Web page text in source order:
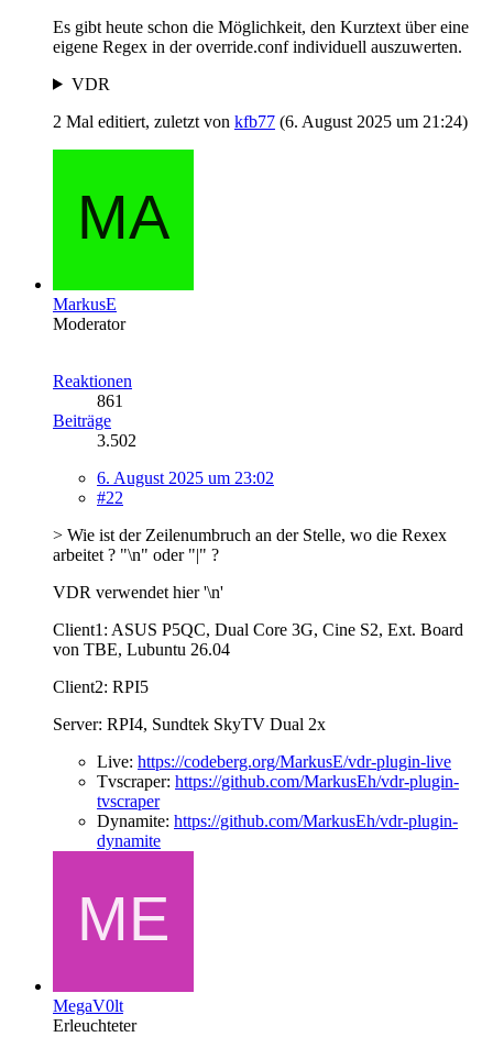
Es gibt heute schon die Möglichkeit, den Kurztext über eine
eigene Regex in der override.conf individuell auszuwerten.
VDR
2 Mal editiert, zuletzt von kfb77 (6. August 2025 um 21:24)
MarkusE
Moderator
Reaktionen
861
Beiträge
3.502
6. August 2025 um 23:02
#22
> Wie ist der Zeilenumbruch an der Stelle, wo die Rexex
arbeitet ? "\n" oder "|" ?
VDR verwendet hier '\n'
Client1: ASUS P5QC, Dual Core 3G, Cine S2, Ext. Board
von TBE, Lubuntu 26.04
Client2: RPI5
Server: RPI4, Sundtek SkyTV Dual 2x
Live: https://codeberg.org/MarkusE/vdr-plugin-live
Tvscraper: https://github.com/MarkusEh/vdr-plugin-
tvscraper
Dynamite: https://github.com/MarkusEh/vdr-plugin-
dynamite
MegaV0lt
Erleuchteter